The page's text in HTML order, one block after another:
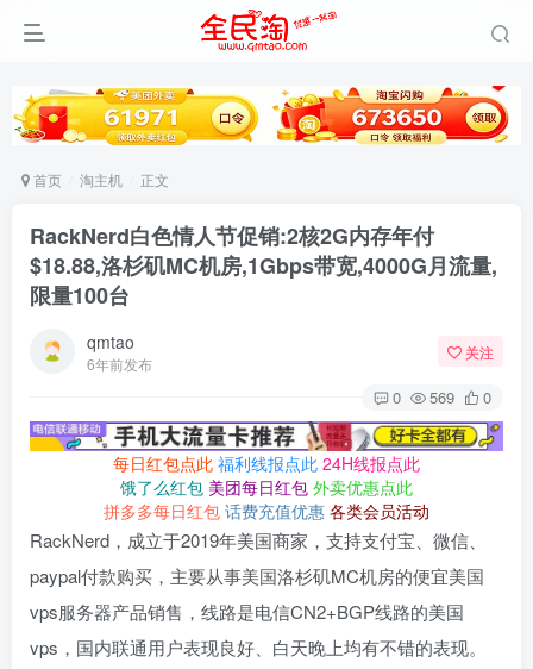
首页 淘主机 正文
RackNerd白色情人节促销:2核2G内存年付
$18.88,洛杉矶MC机房,1Gbps带宽,4000G月流量,
限量100台
qmtao
6年前发布
关注
0 569 0
每日红包点此 福利线报点此 24H线报点此
饿了么红包 美团每日红包 外卖优惠点此
拼多多每日红包 话费充值优惠 各类会员活动
RackNerd，成立于2019年美国商家，支持支付宝、微信、
paypal付款购买，主要从事美国洛杉矶MC机房的便宜美国
vps服务器产品销售，线路是电信CN2+BGP线路的美国
vps，国内联通用户表现良好、白天晚上均有不错的表现。